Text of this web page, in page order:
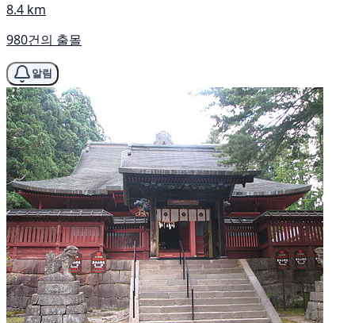
8.4 km
980건의 출몰
알림